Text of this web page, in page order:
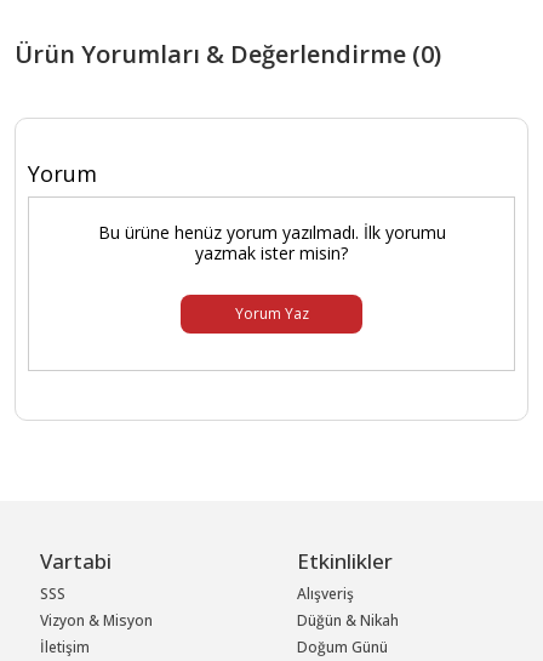
Ürün Yorumları & Değerlendirme (0)
Yorum
Bu ürüne henüz yorum yazılmadı. İlk yorumu
yazmak ister misin?
Yorum Yaz
Vartabi
SSS
Vizyon & Misyon
İletişim
Etkinlikler
Alışveriş
Düğün & Nikah
Doğum Günü